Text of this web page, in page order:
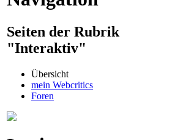
Seiten der Rubrik
"Interaktiv"
Übersicht
mein Webcritics
Foren